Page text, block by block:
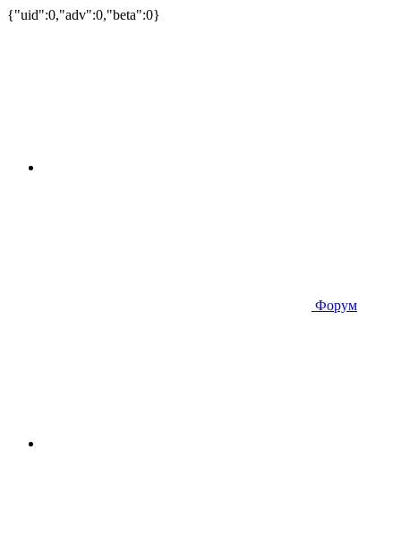
{"uid":0,"adv":0,"beta":0}
Форум